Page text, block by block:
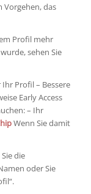
Vorgehen, das
Profil mehr
sehen Sie
Profil – Bessere
Early Access
– Ihr
Wenn Sie damit
die
oder Sie